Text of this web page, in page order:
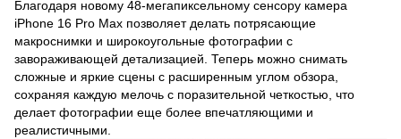
Благодаря новому 48-мегапиксельному сенсору камера
iPhone 16 Pro Max позволяет делать потрясающие
макроснимки и широкоугольные фотографии с
завораживающей детализацией. Теперь можно снимать
сложные и яркие сцены с расширенным углом обзора,
сохраняя каждую мелочь с поразительной четкостью, что
делает фотографии еще более впечатляющими и
реалистичными.